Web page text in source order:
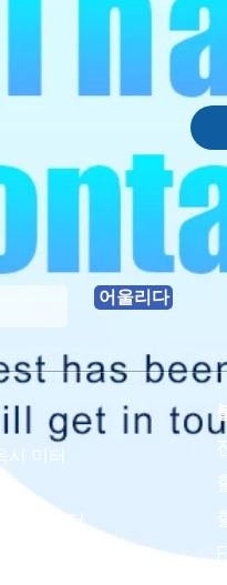
어울리다
시 미터
모니터